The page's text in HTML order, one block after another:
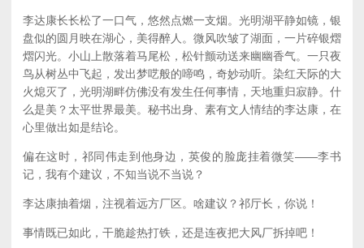
李达康长长松了一口气，悠然点燃一支烟。光明湖平静如镜，银
盘似的圆月映在湖心，美得醉人。微风吹皱了湖面，一片碎银熠
熠闪光。小山上散落着马尾松，松针颤动送来幽幽香气。一只夜
鸟从树丛中飞起，发出梦呓般的啼鸣，奇妙动听。染红天际的大
火熄灭了，光明湖畔仿佛没有发生任何事情，天地重归寂静。什
么是美？太平世界最美。秘书出身、素有文人情结的李达康，在
心里做出如是结论。
偏在这时，祁同伟走到他身边，英俊的脸庞挂着微笑——李书
记，我有个建议，不知当说不当说？
李达康抽着烟，注视着远方厂区。啥建议？祁厅长，你说！
事情既已如此，干脆趁热打铁，还是连夜把大风厂拆掉吧！